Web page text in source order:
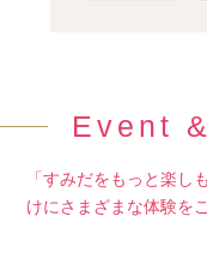
Event
「すみだをもっと楽し
けにさまざまな体験を